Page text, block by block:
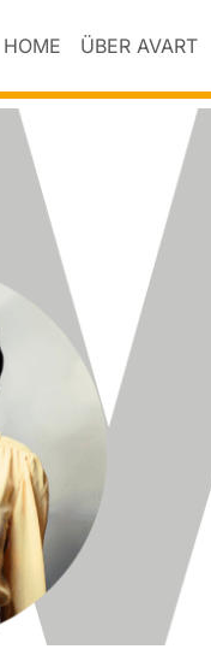
HOME ÜBER AVART